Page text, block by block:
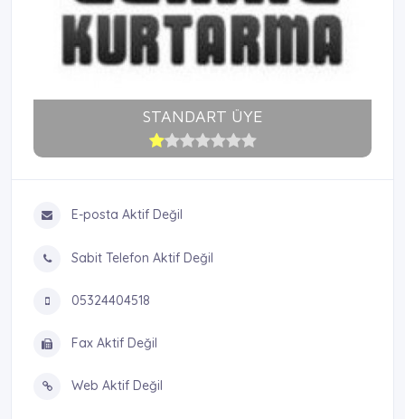
STANDART ÜYE
E-posta Aktif Değil
Sabit Telefon Aktif Değil
05324404518
Fax Aktif Değil
Web Aktif Değil